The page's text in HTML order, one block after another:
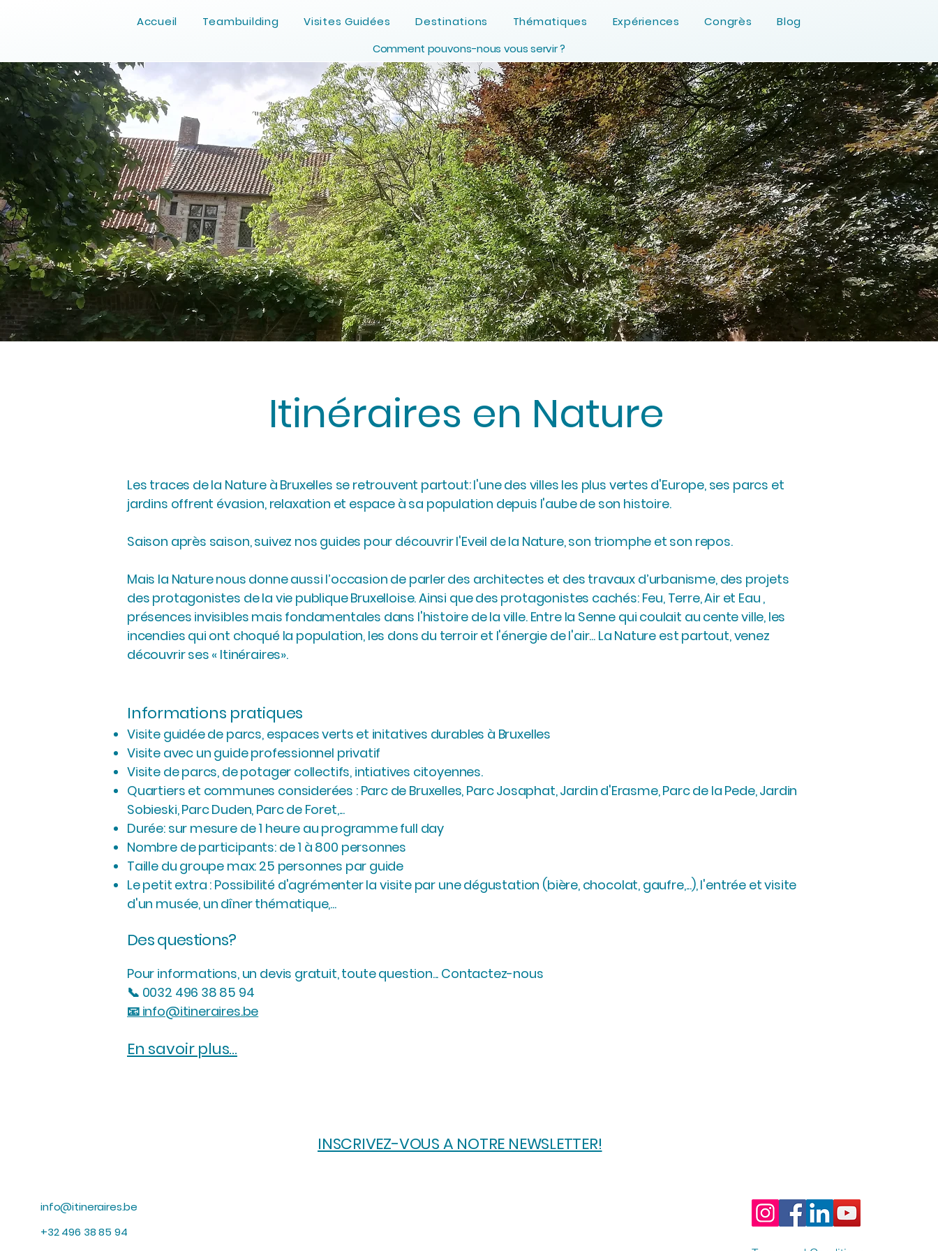
Accueil Teambuilding Visites Guidées Destinations Thématiques Expériences Congrès
Blog
Comment pouvons-nous vous servir ?
Itinéraires en Nature
Les traces de la Nature à Bruxelles se retrouvent partout: l'une des villes les plus vertes d'Europe, ses parcs et
jardins offrent évasion, relaxation et espace à sa population depuis l'aube de son histoire.
Saison après saison, suivez nos guides pour découvrir l'Eveil de la Nature, son triomphe et son repos.
Mais la Nature nous donne aussi l’occasion de parler des architectes et des travaux d’urbanisme, des projets
des protagonistes de la vie publique Bruxelloise. Ainsi que des protagonistes cachés: Feu, Terre, Air et Eau ,
présences invisibles mais fondamentales dans l'histoire de la ville. Entre la Senne qui coulait au cente ville, les
incendies qui ont choqué la population, les dons du terroir et l'énergie de l'air... La Nature est partout, venez
découvrir ses « Itinéraires».
Informations pratiques
Visite guidée de parcs, espaces verts et initatives durables à Bruxelles
Visite avec un guide professionnel privatif
Visite de parcs, de potager collectifs, intiatives citoyennes.
Quartiers et communes considerées : Parc de Bruxelles, Parc Josaphat, Jardin d'Erasme, Parc de la Pede, Jardin
Sobieski, Parc Duden, Parc de Foret,...
Durée: sur mesure de 1 heure au programme full day
Nombre de participants: de 1 à 800 personnes
Taille du groupe max: 25 personnes par guide
Le petit extra : Possibilité d'agrémenter la visite par une dégustation (bière, chocolat, gaufre,...), l'entrée et visite
d'un musée, un dîner thématique,...
Des questions?
Pour informations, un devis gratuit, toute question... Contactez-nous
📞 0032 496 38 85 94
📧 info@itineraires.be
En savoir plus...
INSCRIVEZ-VOUS A NOTRE NEWSLETTER!
info@itineraires.be
+32 496 38 85 94